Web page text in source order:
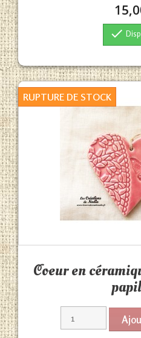

Coeur en
RUPTURE DE STOCK